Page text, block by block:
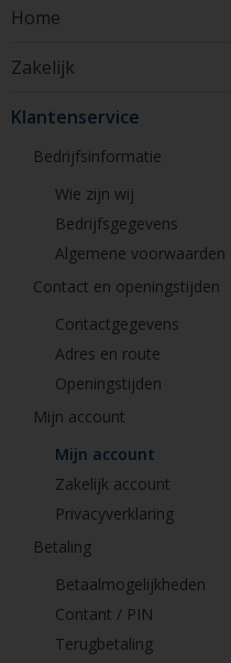
Home
Zakelijk
Klantenservice
Bedrijfsinformatie
Wie zijn wij
Bedrijfsgegevens
Algemene voorwaarden
Contact en openingstijden
Contactgegevens
Adres en route
Openingstijden
Mijn account
Mijn account
Zakelijk account
Privacyverklaring
Betaling
Betaalmogelijkheden
Contant / PIN
Terugbetaling